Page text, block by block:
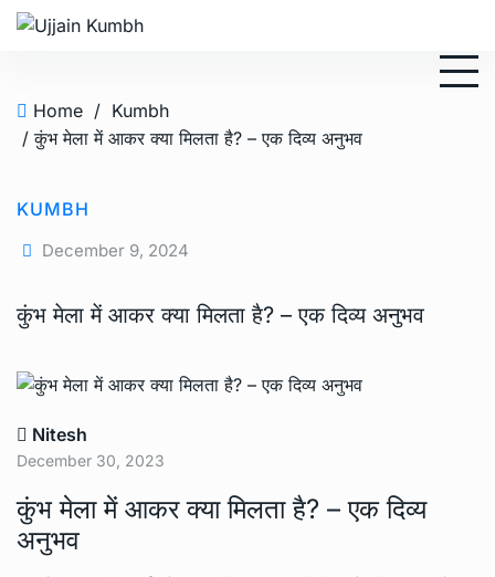
Home / Kumbh
/ कुंभ मेला में आकर क्या मिलता है? – एक दिव्य अनुभव
KUMBH
December 9, 2024
कुंभ मेला में आकर क्या मिलता है? – एक दिव्य अनुभव
Nitesh
December 30, 2023
कुंभ मेला में आकर क्या मिलता है? – एक दिव्य
अनुभव